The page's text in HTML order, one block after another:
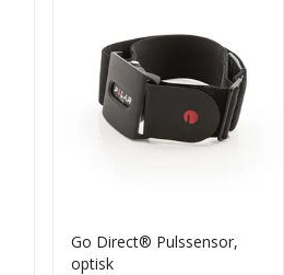
Go Direct® Pulssensor,
optisk